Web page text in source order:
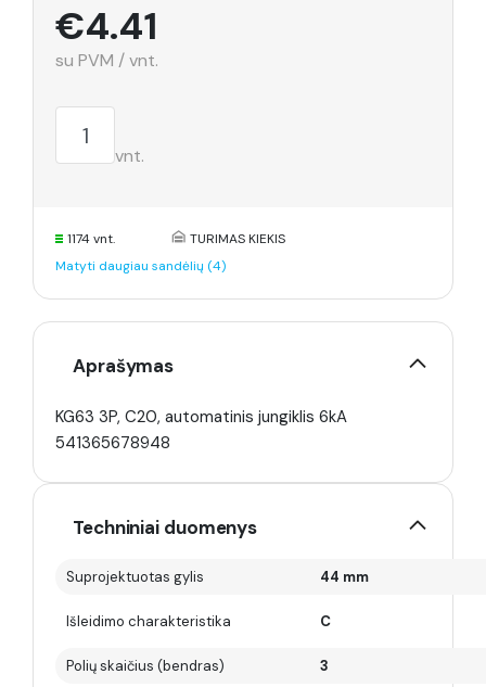
€4.41
su PVM / vnt.
vnt.
1174 vnt.
TURIMAS KIEKIS
Matyti daugiau sandėlių (4)
Aprašymas
KG63 3P, C20, automatinis jungiklis 6kA
541365678948
Techniniai duomenys
Suprojektuotas gylis 44 mm
Išleidimo charakteristika C
Polių skaičius (bendras) 3